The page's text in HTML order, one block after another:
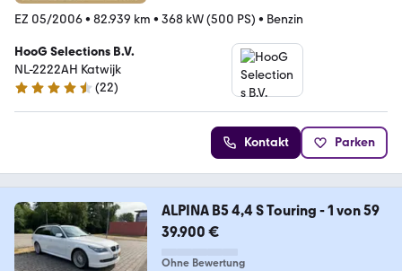
EZ 05/2006• 82.939 km • 368 kW (500 PS) • Benzin
HooG Selections B.V.
NL-2222AH Katwijk
4.3 Sterne
(22)
Kontakt Parken
ALPINA B5 4,4 S Touring - 1 von 59
39.900 €
Ohne Bewertung